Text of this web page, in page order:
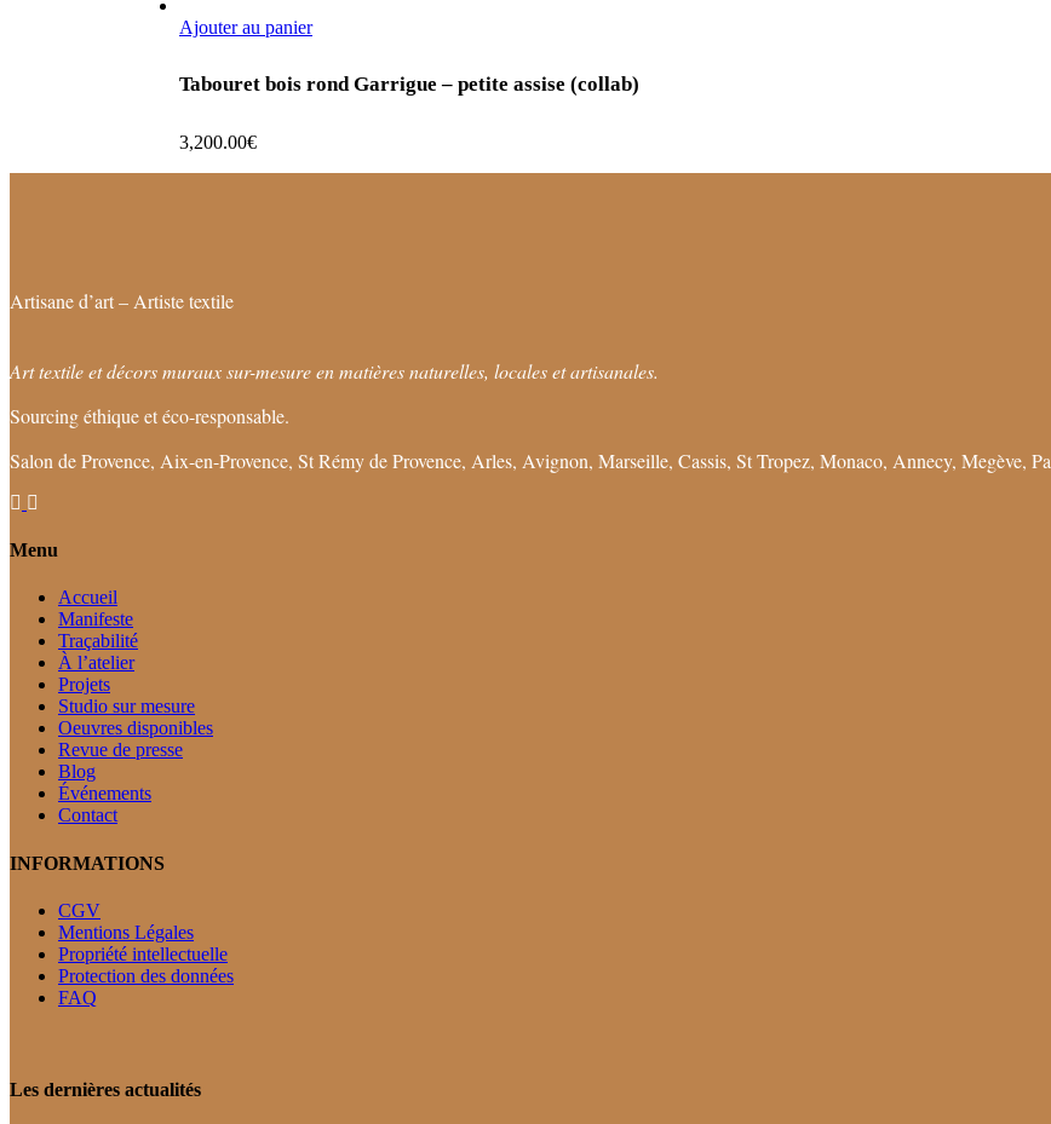
Ajouter au panier
Tabouret bois rond Garrigue – petite assise (collab)
3,200.00€
Artisane d’art – Artiste textile
Art textile et décors muraux sur-mesure en matières naturelles, locales et artisanales.
Sourcing éthique et éco-responsable.
Salon de Provence, Aix-en-Provence, St Rémy de Provence, Arles, Avignon, Marseille, Cassis, St Tropez, Monaco, Annecy, Megève,
Menu
Accueil
Manifeste
Traçabilité
À l’atelier
Projets
Studio sur mesure
Oeuvres disponibles
Revue de presse
Blog
Événements
Contact
INFORMATIONS
CGV
Mentions Légales
Propriété intellectuelle
Protection des données
FAQ
Les dernières actualités